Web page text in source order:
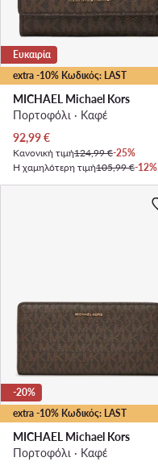
extra -10% Κωδικός: LAST
Ευκαιρία
MICHAEL Michael Kors
Πορτοφόλι · Καφέ
Τρέχουσα τιμή
92,99€
Κανονική τιμή124,99 €-25%
Η χαμηλότερη τιμή105,99 €-12%
extra -10% Κωδικός: LAST
-20%
MICHAEL Michael Kors
Πορτοφόλι · Καφέ